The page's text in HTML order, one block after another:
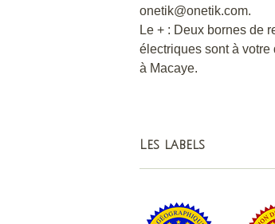
onetik@onetik.com.
Le + : Deux bornes de
électriques sont à
à Macaye.
Les labels